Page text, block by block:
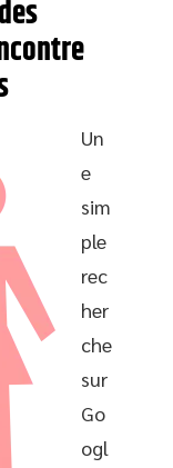
Un
e
sim
ple
rec
her
che
sur
Go
ogl